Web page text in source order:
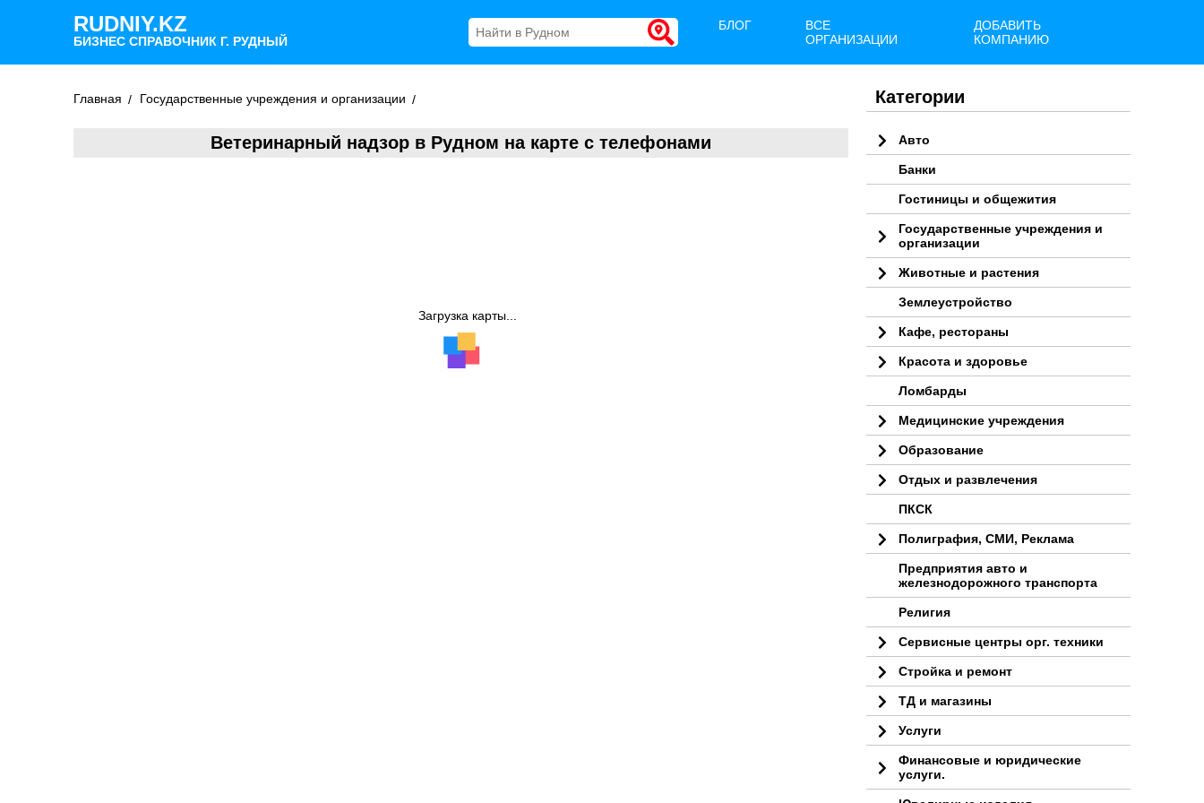
RUDNIY.KZ
БИЗНЕС СПРАВОЧНИК Г. РУДНЫЙ
БЛОГ
ВСЕ
ОРГАНИЗАЦИИ
ДОБАВИТЬ
КОМПАНИЮ
Главная Государственные учреждения и организации
Ветеринарный надзор в Рудном на карте с телефонами
Загрузка карты...
Категории
Авто
Банки
Гостиницы и общежития
Государственные учреждения и
организации
Животные и растения
Землеустройство
Кафе, рестораны
Красота и здоровье
Ломбарды
Медицинские учреждения
Образование
Отдых и развлечения
ПКСК
Полиграфия, СМИ, Реклама
Предприятия авто и
железнодорожного транспорта
Религия
Сервисные центры орг. техники
Стройка и ремонт
ТД и магазины
Услуги
Финансовые и юридические
услуги.